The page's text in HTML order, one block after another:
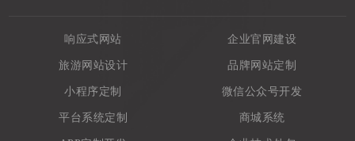
响应式网站 企业官网建设
旅游网站设计 品牌网站定制
小程序定制 微信公众号开发
平台系统定制 商城系统